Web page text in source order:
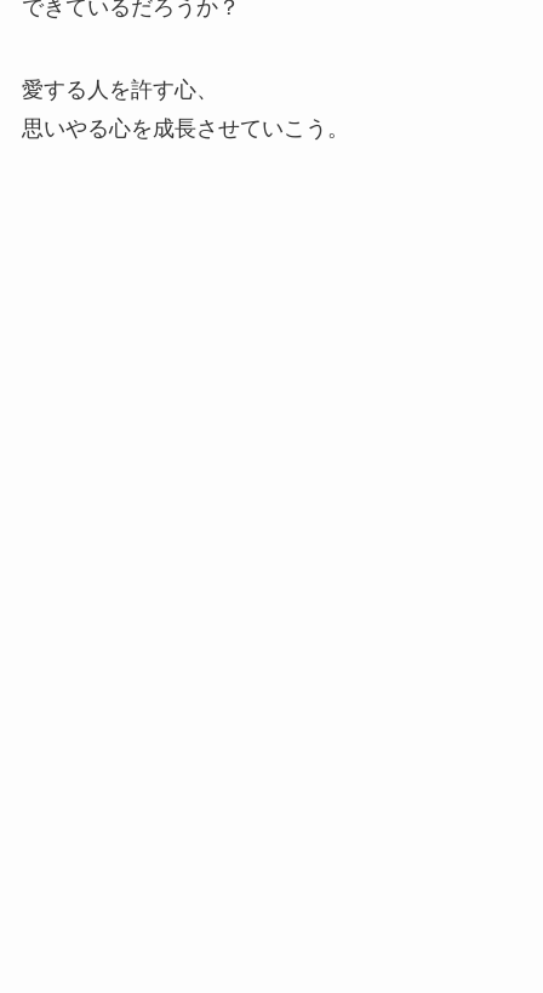
できているだろうか？
愛する人を許す心、
思いやる心を成長させていこう。